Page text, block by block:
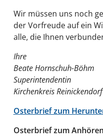
Wir müssen uns noch
der Vorfreude auf ein
alle, die Ihnen
Ihre
Beate Hornschuh-Böhm
Superintendentin
Kirchenkreis Reinickendorf
Osterbrief zum
Osterbrief zum